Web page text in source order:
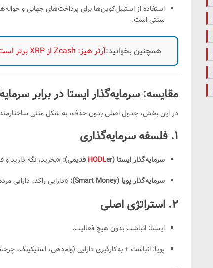
استفاده از استیبل‌کوین‌ها برای پرداخت‌های جهانی و
سنتی است.
همچنین بخوانید:آرثر هیز: Zcash از XRP برتر است | پیش‌بینی صعود ZEC تا محدوده پنج‌رقمی
مقایسه: سرمایه‌گذار ایستا در برابر
در این بخش، جدول اصلی بدون حذف، به شکل متنی
۱. فلسفه سرمایه‌گذاری
سرمایه‌گذار ایستا ( HODLer قدیمی):
«بخرید، نگه دارید و
سرمایه‌گذار پویا (Smart Money):
«دارایی راکد، دارایی
۲. استراتژی اصلی
ایستا: انباشت بدون هیچ فعالیت.
پویا: انباشت + به‌کارگیری دارایی (وام‌دهی، استیکینگ،